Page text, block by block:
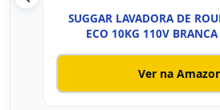
SUGGAR LAVADORA DE
ECO 10KG 110V
Ver na